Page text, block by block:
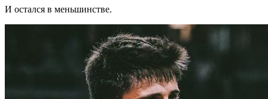
И остался в меньшинстве.